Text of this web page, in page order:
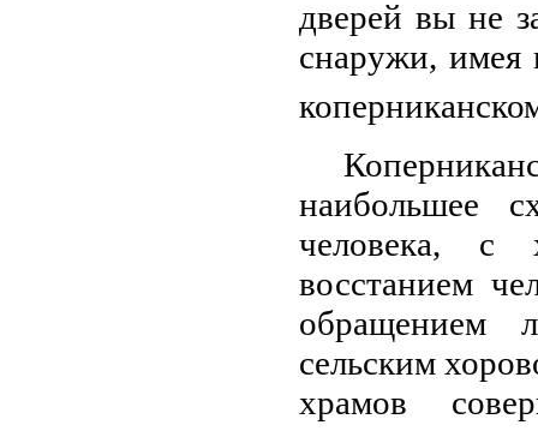
дверей вы не
снаружи, имея
наибольшее
человека, с
восстанием
обращением
сельским
храмов